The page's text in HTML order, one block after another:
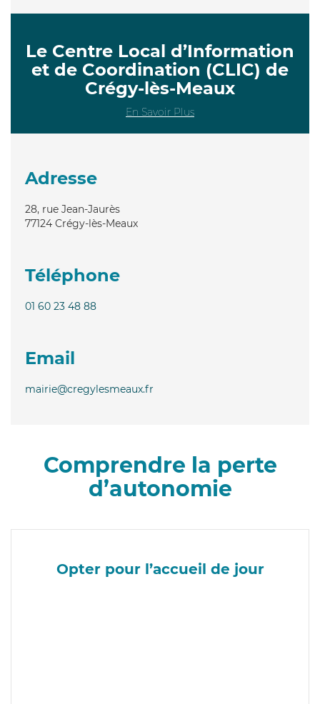
Le Centre Local d’Information
et de Coordination (CLIC) de
Crégy-lès-Meaux
En Savoir Plus
Adresse
28, rue Jean-Jaurès
77124 Crégy-lès-Meaux
Téléphone
01 60 23 48 88
Email
mairie@cregylesmeaux.fr
Comprendre la perte
d’autonomie
Opter pour l’accueil de jour